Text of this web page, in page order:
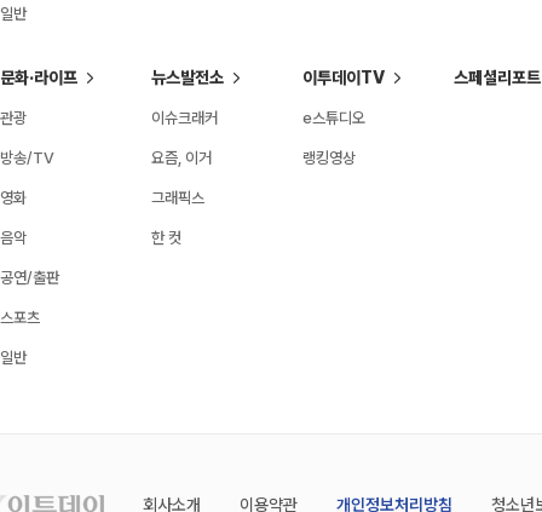
일반
문화·라이프
관광
방송/TV
영화
음악
공연/출판
스포츠
일반
뉴스발전소
이슈크래커
요즘, 이거
그래픽스
한 컷
이투데이TV
e스튜디오
랭킹영상
스페셜리포트
회사소개 이용약관 개인정보처리방침 청소년